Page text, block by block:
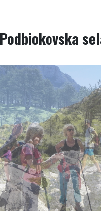
Podbiokovska